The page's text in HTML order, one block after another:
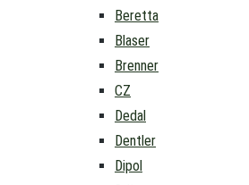
Beretta
Blaser
Brenner
CZ
Dedal
Dentler
Dipol